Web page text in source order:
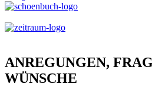
ANREGUNGEN,
WÜNSCHE